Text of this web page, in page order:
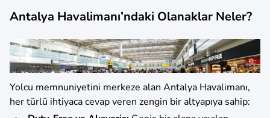
Antalya Havalimanı’ndaki Olanaklar Neler?
Yolcu memnuniyetini merkeze alan Antalya Havalimanı,
her türlü ihtiyaca cevap veren zengin bir altyapıya sahip: